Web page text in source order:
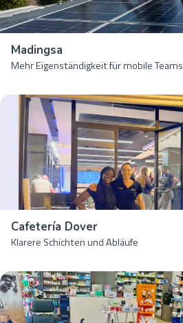
Madingsa
Mehr Eigenständigkeit für mobile Teams
Cafetería Dover
Klarere Schichten und Abläufe